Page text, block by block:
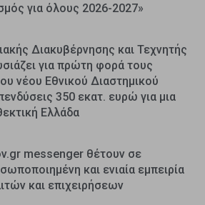
για όλους 2026-2027»
Διακυβέρνησης και Τεχνητής
για πρώτη φορά τους
νέου Εθνικού Διαστημικού
350 εκατ. ευρώ για μια
Ελλάδα
messenger θέτουν σε
και ενιαία εμπειρία
και επιχειρήσεων